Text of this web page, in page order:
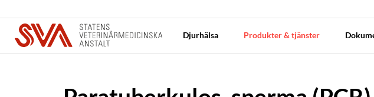
Djurhälsa Produkter & tjänster